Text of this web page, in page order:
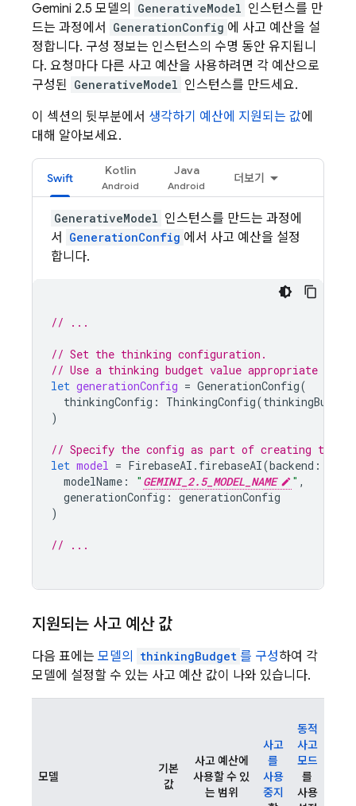
Gemini 2.5 모델의 GenerativeModel 인스턴스를 만
드는 과정에서
GenerationConfig 에 사고 예산을 설
정합니다. 구성 정보는 인스턴스의 수명 동안 유지됩니
다. 요청마다 다른 사고 예산을 사용하려면 각 예산으로
구성된 GenerativeModel 인스턴스를 만드세요.
이 섹션의 뒷부분에서 생각하기 예산에 지원되는 값에
대해 알아보세요.
Swift
Kotlin Java
더보기
GenerativeModel 인스턴스를 만드는 과정에
서
GenerationConfig 에서 사고 예산을 설정
합니다.
// ...
// Set the thinking configuration.
// Use a thinking budget value appropriate for
let generationConfig = GenerationConfig(
thinkingConfig : ThinkingConfig(thinkingBudget
)
// Specify the config as part of creating the
let model = FirebaseAI . firebaseAI(backend :
modelName : " GEMINI_2.5_MODEL_NAME " ,
generationConfig : generationConfig
)
// ...
지원되는 사고 예산 값
다음 표에는 모델의 thinkingBudget 를 구성하여 각
모델에 설정할 수 있는 사고 예산 값이 나와 있습니다.
모델
기본
값
사고 예산에
사용할 수 있
는 범위
사고
를
사용
중지
동적
사고
모드
를
사용